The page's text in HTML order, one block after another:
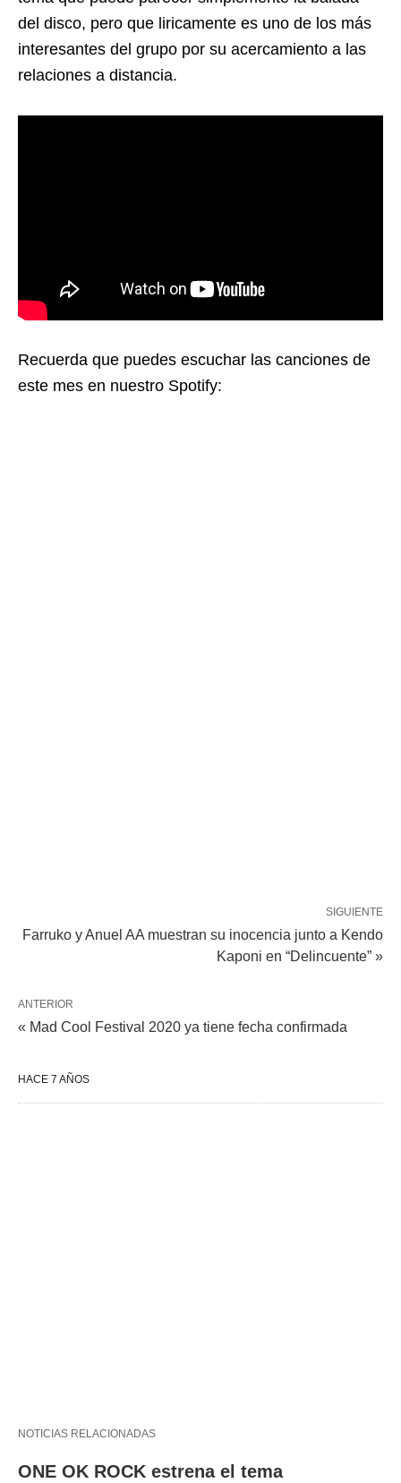
del disco, pero que liricamente es uno de los más
interesantes del grupo por su acercamiento a las
relaciones a distancia.
Recuerda que puedes escuchar las canciones de
este mes en nuestro Spotify:
SIGUIENTE
Farruko y Anuel AA muestran su inocencia junto a Kendo
Kaponi en “Delincuente” »
ANTERIOR
« Mad Cool Festival 2020 ya tiene fecha confirmada
HACE 7 AÑOS
NOTICIAS RELACIONADAS
ONE OK ROCK estrena el tema